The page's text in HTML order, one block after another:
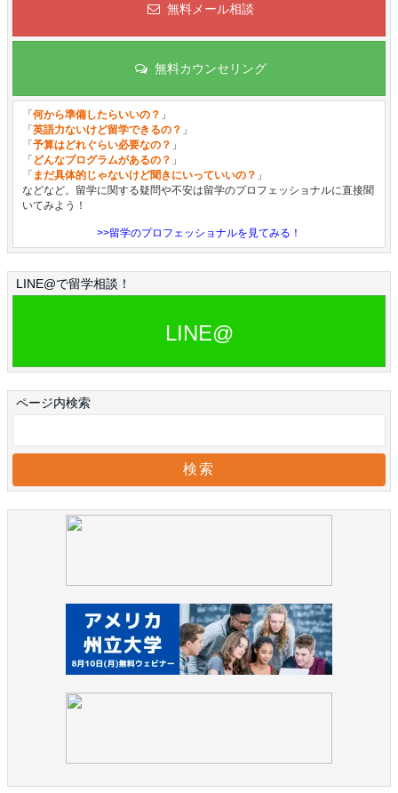
無料メール相談
無料カウンセリング
「何から準備したらいいの？ 」
「英語力ないけど留学できるの？ 」
「予算はどれぐらい必要なの？ 」
「 どんなプログラムがあるの？ 」
「 まだ具体的じゃないけど聞きにいっていいの？ 」
などなど。留学に関する疑問や不安は留学のプロフェッショナルに直接聞
いてみよう！
>>留学のプロフェッショナルを見てみる！
LINE@で留学相談！
LINE@
ページ内検索